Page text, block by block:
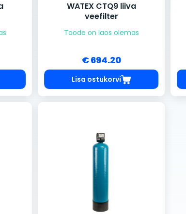
WATEX CTQ9 liiva
veefilter
Toode on laos olemas
€ 694.20
Lisa ostukorvi